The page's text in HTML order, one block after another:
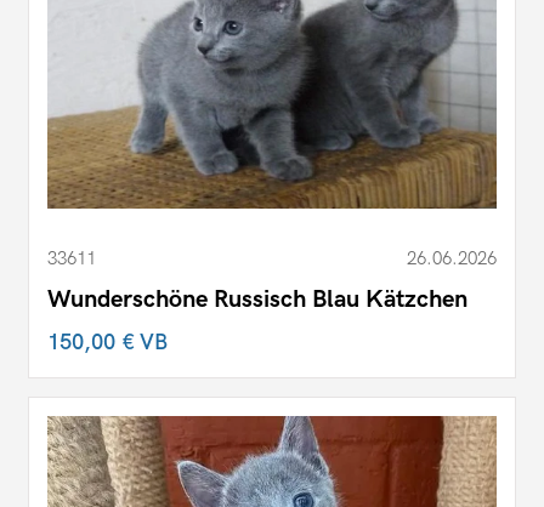
33611 26.06.2026
Wunderschöne Russisch Blau Kätzchen
150,00 €VB